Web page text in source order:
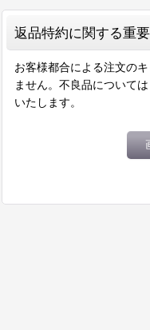
返品特約に関する重
お客様都合による注文の
ません。不良品について
いたします。